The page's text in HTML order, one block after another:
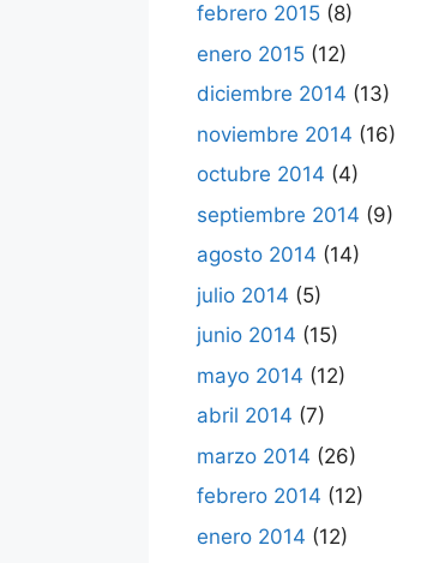
febrero 2015 (8)
enero 2015 (12)
diciembre 2014 (13)
noviembre 2014 (16)
octubre 2014 (4)
septiembre 2014 (9)
agosto 2014 (14)
julio 2014 (5)
junio 2014 (15)
mayo 2014 (12)
abril 2014 (7)
marzo 2014 (26)
febrero 2014 (12)
enero 2014 (12)